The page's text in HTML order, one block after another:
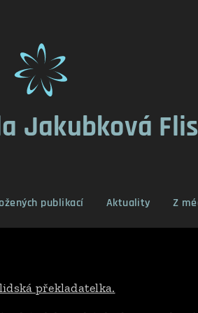
Jakubková
publikací Aktuality Z
překladatelka.